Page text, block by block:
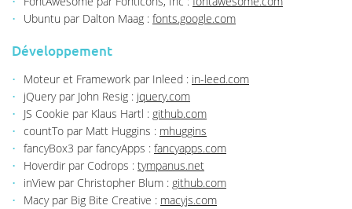
Ubuntu par Dalton Maag : fonts.google.com
Développement
Moteur et Framework par Inleed : in-leed.com
jQuery par John Resig : jquery.com
JS Cookie par Klaus Hartl : github.com
countTo par Matt Huggins : mhuggins
fancyBox3 par fancyApps : fancyapps.com
Hoverdir par Codrops : tympanus.net
inView par Christopher Blum : github.com
Macy par Big Bite Creative : macyjs.com